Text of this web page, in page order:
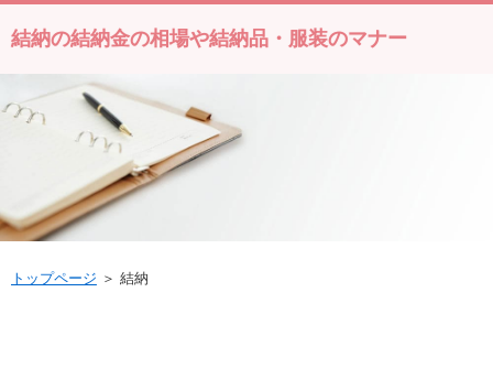
結納の結納金の相場や結納品・服装のマナー
トップページ ＞ 結納